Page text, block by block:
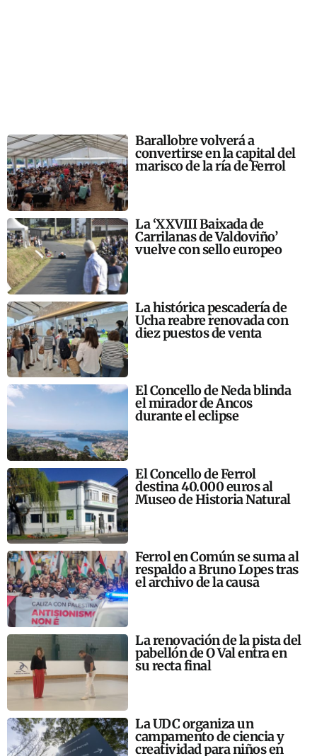
Barallobre volverá a
convertirse en la capital del
marisco de la ría de Ferrol
La ‘XXVIII Baixada de
Carrilanas de Valdoviño’
vuelve con sello europeo
La histórica pescadería de
Ucha reabre renovada con
diez puestos de venta
El Concello de Neda blinda
el mirador de Ancos
durante el eclipse
El Concello de Ferrol
destina 40.000 euros al
Museo de Historia Natural
Ferrol en Común se suma al
respaldo a Bruno Lopes tras
el archivo de la causa
La renovación de la pista del
pabellón de O Val entra en
su recta final
La UDC organiza un
campamento de ciencia y
creatividad para niños en